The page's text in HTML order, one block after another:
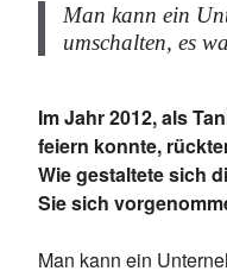
Man kann ein
um­schal­ten, es
Im Jahr 2012, als
feiern konnte,
Wie gestaltete sich
Sie sich
Man kann ein